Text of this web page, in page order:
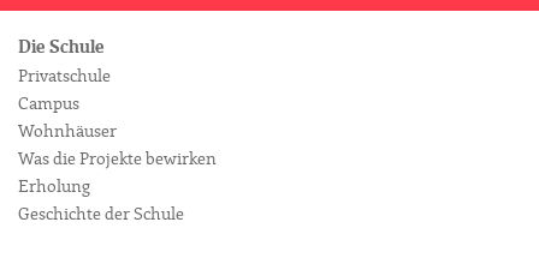
Die Schule
Privatschule
Campus
Wohnhäuser
Was die Projekte bewirken
Erholung
Geschichte der Schule